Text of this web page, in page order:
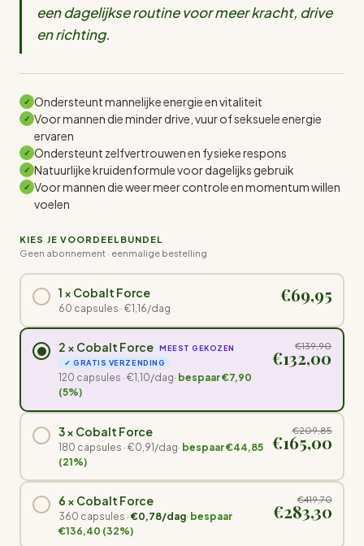
een dagelijkse routine voor meer kracht, drive
en richting.
✓ Ondersteunt mannelijke energie en vitaliteit
✓ Voor mannen die minder drive, vuur of seksuele energie
ervaren
✓ Ondersteunt zelfvertrouwen en fysieke respons
✓ Natuurlijke kruidenformule voor dagelijks gebruik
✓ Voor mannen die weer meer controle en momentum willen
voelen
KIES JE VOORDEELBUNDEL
Geen abonnement · eenmalige bestelling
1 × Cobalt Force
60 capsules · €1,16/dag
€69,95
2 × Cobalt Force
MEEST GEKOZEN
✓ GRATIS VERZENDING
120 capsules · €1,10/dag· bespaar €7,90
(5%)
€139,90
€132,00
3 × Cobalt Force
180 capsules · €0,91/dag· bespaar €44,85
(21%)
€209,85
€165,00
6 × Cobalt Force
360 capsules · €0,78/dag· bespaar
€136,40 (32%)
€419,70
€283,30